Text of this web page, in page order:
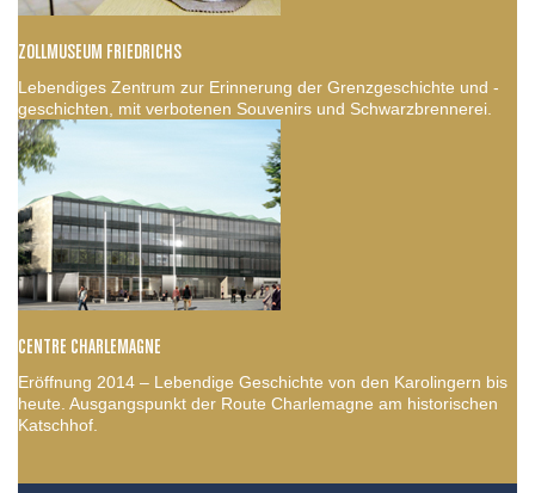
ZOLLMUSEUM FRIEDRICHS
Lebendiges Zentrum zur Erinnerung der Grenzgeschichte und -
geschichten, mit verbotenen Souvenirs und Schwarzbrennerei.
CENTRE CHARLEMAGNE
Eröffnung 2014 – Lebendige Geschichte von den Karolingern bis
heute. Ausgangspunkt der Route Charlemagne am historischen
Katschhof.